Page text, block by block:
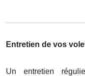
Entretien de vos
Un entretien